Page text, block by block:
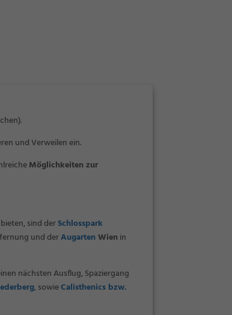
und Verweilen ein.
Möglichkeiten zur
sind derSchlosspark
und derAugartenWien in
nächsten Ausflug, Spaziergang
, sowieCalisthenics bzw.